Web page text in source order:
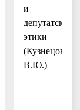
и
депутатской
этики
(Кузнецов
В.Ю.)